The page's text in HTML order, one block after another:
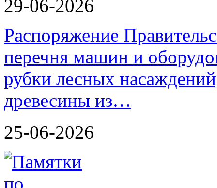
29-06-2026
Распоряжение
перечня машин и
рубки лесных
древесины из…
25-06-2026